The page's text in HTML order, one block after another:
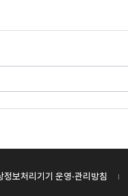
정보처리기기 운영·관리방침